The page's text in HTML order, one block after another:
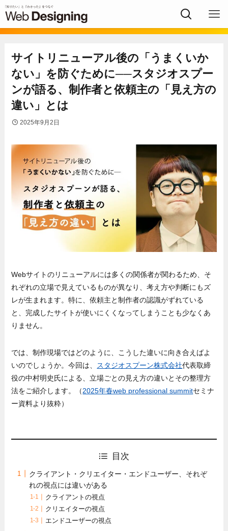
サイトリニューアル後の「うまくいか
ない」を防ぐために──スタジオスプー
ンが語る、制作者と依頼主の「見え方の
違い」とは
2025年9月2日
Webサイトのリニューアルには多くの関係者が関わるため、そ
れぞれの立場で見えているものが異なり、考え方や判断にもズ
レが生まれます。特に、依頼主と制作者の認識がずれている
と、完成したサイトが使いにくくなってしまうことも少なくあ
りません。
では、制作現場ではどのように、こうした違いに向き合えばよ
いのでしょうか。今回は、 スタジオスプーン株式会社代表取締
役の中村明史氏による、立場ごとの見え方の違いとその整理方
法をご紹介します。（2025年春web professional summitセミナ
ー資料より抜粋）
目次
クライアント・クリエイター・エンドユーザー、それぞ
れの視点には違いがある
クライアントの視点
クリエイターの視点
エンドユーザーの視点